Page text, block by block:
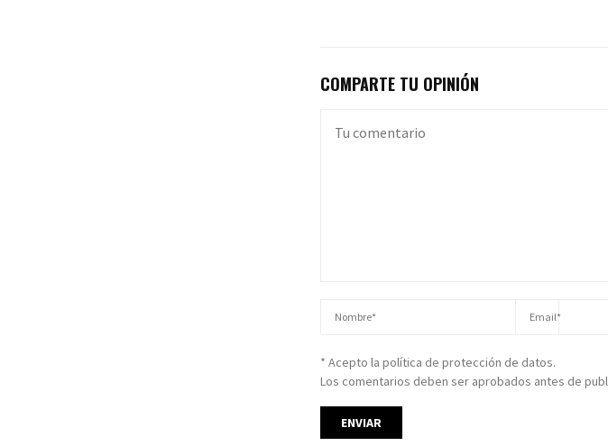
COMPARTE TU OPINIÓN
* Acepto la política de protección de datos.
Los comentarios deben ser aprobados antes de